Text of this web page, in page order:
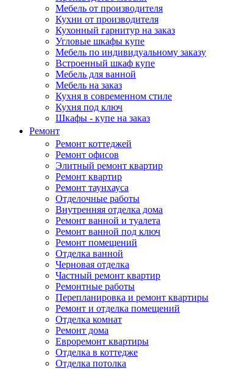
Мебель от производителя
Кухни от производителя
Кухонный гарнитур на заказ
Угловые шкафы купе
Мебель по индивидуальному заказу
Встроенный шкаф купе
Мебель для ванной
Мебель на заказ
Кухня в современном стиле
Кухня под ключ
Шкафы - купе на заказ
Ремонт
Ремонт коттеджей
Ремонт офисов
Элитный ремонт квартир
Ремонт квартир
Ремонт таунхауса
Отделочные работы
Внутренняя отделка дома
Ремонт ванной и туалета
Ремонт ванной под ключ
Ремонт помещений
Отделка ванной
Черновая отделка
Частный ремонт квартир
Ремонтные работы
Перепланировка и ремонт квартиры
Ремонт и отделка помещений
Отделка комнат
Ремонт дома
Евроремонт квартиры
Отделка в коттедже
Отделка потолка